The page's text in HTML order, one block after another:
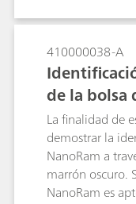
de una
la humedad (D-
utilizando una
vapor Raman.
410000038-A
de la bolsa
La finalidad de
demostrar la
NanoRam a
marrón oscuro.
NanoRam es